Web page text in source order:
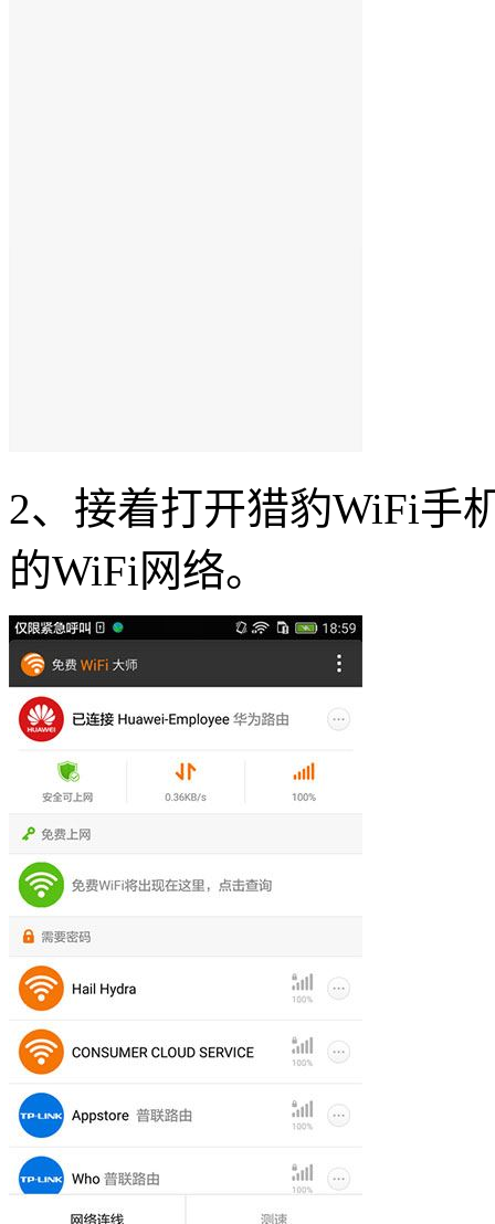
2、接着打开猎豹WiFi手
的WiFi网络。